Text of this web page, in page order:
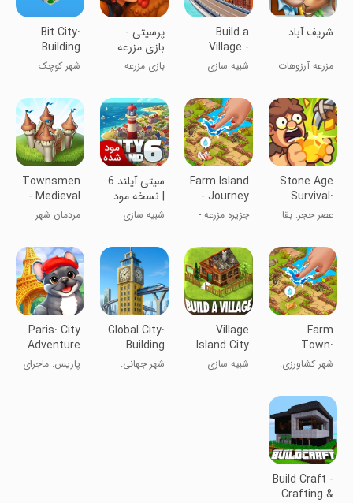
‏‏‏‏‏‏‏‏‏شریف آباد
مزرعه آرزوهات
Build a
Village -
City Town
شبیه سازی
‏‏‏‏‏‏‏پرسیتی -
بازی مزرعه
داری و
شهرسازی
بازی مزرعه
Bit City:
Building
Evolution
شهر کوچک
Stone Age
Survival:
Craft game
عصر حجر: بقا
Farm Island
- Journey
Story
جزیره مزرعه -
سیتی آیلند 6
| نسخه مود
شده
شبیه سازی
Townsmen
- Medieval
Strategy
مردمان شهر
Farm
Town:
Merge Cozy
Village
شهر کشاورزی:
شاد شهر
Village
Island City
Simulation
شبیه سازی
Global City:
Building
games
شهر جهانی:
Paris: City
Adventure
پاریس: ماجرای
Build Craft -
Crafting &